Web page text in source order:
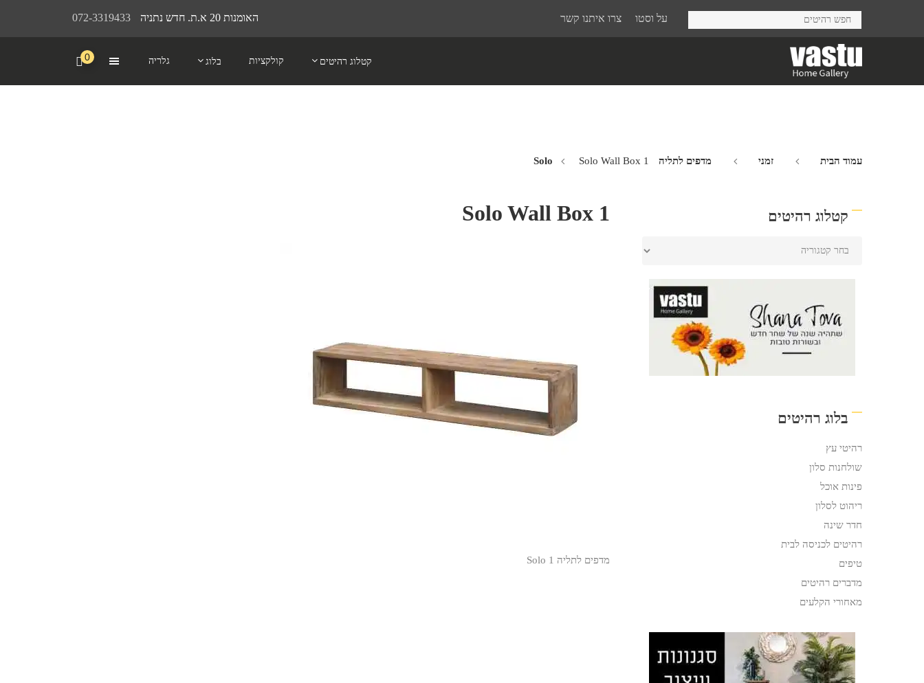
072-3319433 האומנות 20 א.ת. חדש נתניה על וסטו צרו איתנו קשר
קטלוג רהיטים קולקציות בלוג גלריה 0
עמוד הבית זמני מדפים לתליה Solo Solo Wall Box 1
Solo Wall Box 1
מדפים לתליה Solo 1
קטלוג רהיטים
בלוג רהיטים
רהיטי עץ
שולחנות סלון
פינות אוכל
ריהוט לסלון
חדר שינה
רהיטים לכניסה לבית
טיפים
מדברים רהיטים
מאחורי הקלעים